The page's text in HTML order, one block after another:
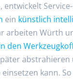
ein künstlich
arbeiten Würth
den
kann.